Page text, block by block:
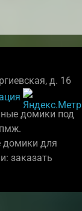
д. 16
домики под
домики для
заказать